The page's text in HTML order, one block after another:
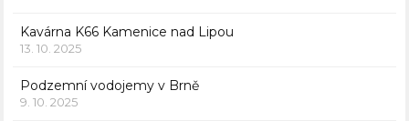
Kavárna K66 Kamenice nad Lipou
13. 10. 2025
Podzemní vodojemy v Brně
9. 10. 2025